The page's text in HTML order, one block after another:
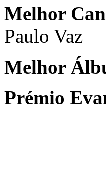
Melhor
Paulo Vaz
Melhor
Prémio